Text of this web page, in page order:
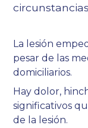
La lesión
pesar de las
domiciliarios.
Hay dolor,
significativos
de la lesión.